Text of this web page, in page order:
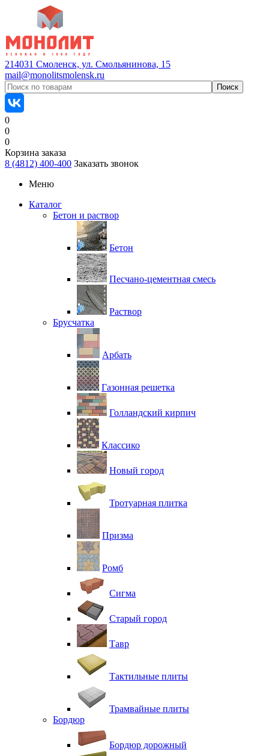
214031 Смоленск, ул. Смольянинова, 15
mail@monolitsmolensk.ru
0
0
0
Корзина заказа
8 (4812) 400-400 Заказать звонок
Меню
Каталог
Бетон и раствор
Бетон
Песчано-цементная смесь
Раствор
Брусчатка
Арбать
Газонная решетка
Голландский кирпич
Классико
Новый город
Тротуарная плитка
Призма
Ромб
Сигма
Старый город
Тавр
Тактильные плиты
Трамвайные плиты
Бордюр
Бордюр дорожный